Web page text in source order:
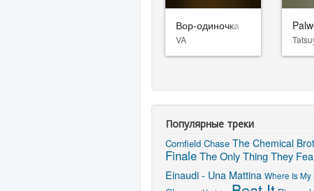
Вор-одиночка
VA
Популярные треки
Cornfield Chase The Chemical
FinaleThe Only Thing They
Einaudi - Una Mattina Where Is